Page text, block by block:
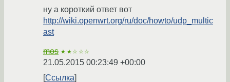
ну а короткий ответ вот
http://wiki.openwrt.org/ru/doc/howto/udp_multic
ast
mos ★★☆☆☆
21.05.2015 00:23:49 +00:00
Ссылка